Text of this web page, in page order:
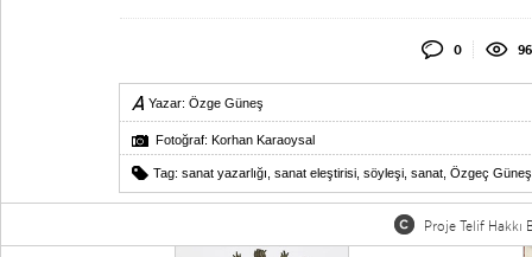
0
Yazar: Özge Güneş
Fotoğraf: Korhan Karaoysal
Tag: sanat yazarlığı sanat eleştirisi söyleşi sanat Özgeç Güneş
Proje Telif Hakkı